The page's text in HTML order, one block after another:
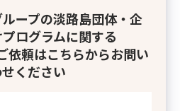
ープの淡路島団体・企
ログラムに関する
依頼はこちらからお問い
ください